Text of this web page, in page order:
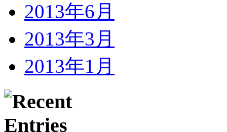
2013年6月
2013年3月
2013年1月